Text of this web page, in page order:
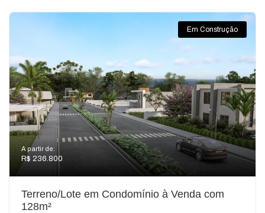
Em Construção
A partir de:
R$ 236.800
Terreno/Lote em Condomínio à Venda com
128m²